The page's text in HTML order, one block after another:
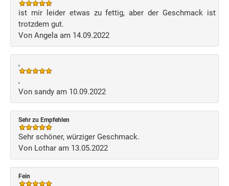
ist mir leider etwas zu fettig, aber der Geschmack ist
trotzdem gut.
Von Angela am 14.09.2022
,
,
Von sandy am 10.09.2022
Sehr zu Empfehlen
Sehr schöner, würziger Geschmack.
Von Lothar am 13.05.2022
Fein